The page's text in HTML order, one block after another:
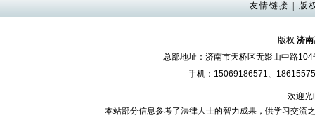
友情链接 版
版权 济
总部地址：济南市天桥区无影山中路
手机：15069186571、
欢迎光
本站部分信息参考了法律人士的智力成果，供学习交流